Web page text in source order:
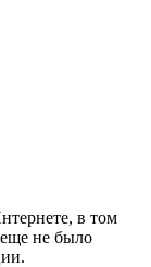
в том
не было